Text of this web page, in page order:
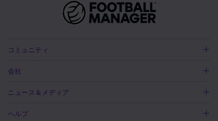
コミュニティ
会社
ニュース＆メディア
ヘルプ